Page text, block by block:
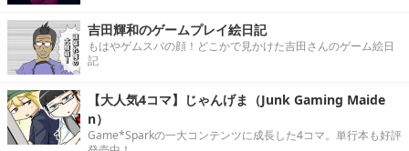
吉田輝和のゲームプレイ絵日記
もはやゲムスパの顔！どこかで見かけた吉田さんのゲーム絵日
記
【大人気4コマ】じゃんげま（Junk Gaming Maide
n）
Game*Sparkの一大コンテンツに成長した4コマ。単行本も好評